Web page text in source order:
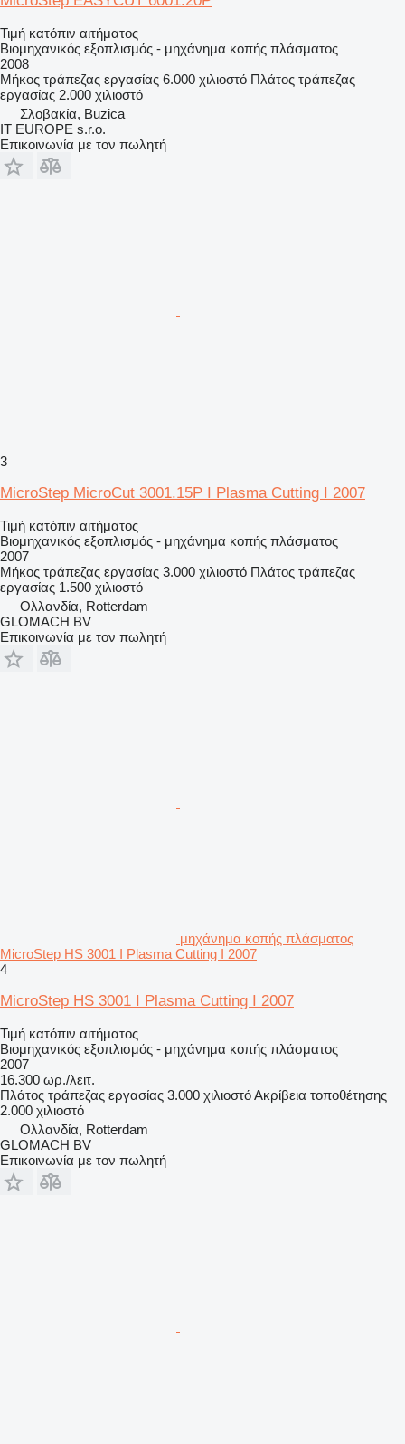
Τιμή κατόπιν αιτήματος
Βιομηχανικός εξοπλισμός - μηχάνημα κοπής πλάσματος
2008
Μήκος τράπεζας εργασίας 6.000 χιλιοστό Πλάτος τράπεζας
εργασίας 2.000 χιλιοστό
Σλοβακία, Buzica
IT EUROPE s.r.o.
Επικοινωνία με τον πωλητή
3
MicroStep MicroCut 3001.15P I Plasma Cutting I 2007
Τιμή κατόπιν αιτήματος
Βιομηχανικός εξοπλισμός - μηχάνημα κοπής πλάσματος
2007
Μήκος τράπεζας εργασίας 3.000 χιλιοστό Πλάτος τράπεζας
εργασίας 1.500 χιλιοστό
Ολλανδία, Rotterdam
GLOMACH BV
Επικοινωνία με τον πωλητή
μηχάνημα κοπής πλάσματος
MicroStep HS 3001 I Plasma Cutting I 2007
4
MicroStep HS 3001 I Plasma Cutting I 2007
Τιμή κατόπιν αιτήματος
Βιομηχανικός εξοπλισμός - μηχάνημα κοπής πλάσματος
2007
16.300 ωρ./λειτ.
Πλάτος τράπεζας εργασίας 3.000 χιλιοστόΑκρίβεια τοποθέτησης
2.000 χιλιοστό
Ολλανδία, Rotterdam
GLOMACH BV
Επικοινωνία με τον πωλητή